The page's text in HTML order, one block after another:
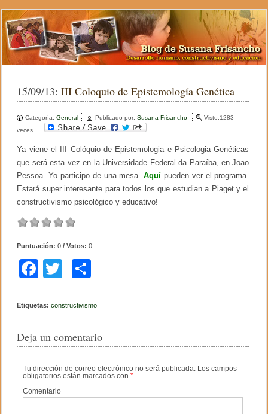
15/09/13:III Coloquio de Epistemología Genética
Categoría:General Publicado por:Susana Frisancho
Visto:1283
veces
Ya viene el III Colóquio de Epistemologia e Psicologia Genéticas
que será esta vez en la Universidade Federal da Paraíba, en Joao
Pessoa. Yo participo de una mesa.Aquí pueden ver el programa.
Estará super interesante para todos los que estudian a Piaget y el
constructivismo psicológico y educativo!
Puntuación:0 / Votos:0
F
c
b
o
o
k
tt
m
ar
tir
Etiquetas:constructivismo
Deja un comentario
Tu dirección de correo electrónico no será publicada. Los campos
obligatorios están marcados con*
Comentario